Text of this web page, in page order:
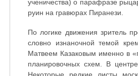
ученичества) о парафразе
руин на гравюрах Пиранези.
По логике движения зритель
словно изнаночной темой
Матвеем Казаковым именно в
планировочных схем. В